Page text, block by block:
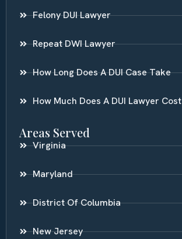
Felony DUI Lawyer
Repeat DWI Lawyer
How Long Does A DUI Case Take
How Much Does A DUI Lawyer Cost
Areas Served
Virginia
Maryland
District Of Columbia
New Jersey